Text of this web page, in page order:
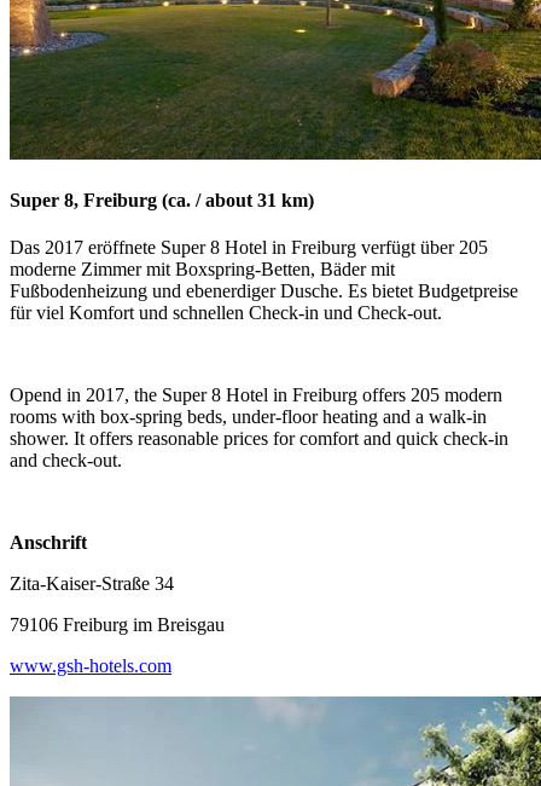
Super 8, Freiburg (ca. / about 31 km)
Das 2017 eröffnete Super 8 Hotel in Freiburg verfügt über 205
moderne Zimmer mit Boxspring-Betten, Bäder mit
Fußbodenheizung und ebenerdiger Dusche. Es bietet Budgetpreise
für viel Komfort und schnellen Check-in und Check-out.
Opend in 2017, the Super 8 Hotel in Freiburg offers 205 modern
rooms with box-spring beds, under-floor heating and a walk-in
shower. It offers reasonable prices for comfort and quick check-in
and check-out.
Anschrift
Zita-Kaiser-Straße 34
79106 Freiburg im Breisgau
www.gsh-hotels.com